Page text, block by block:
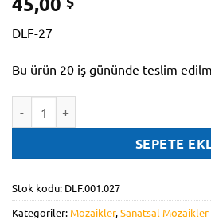
DLF-27
Bu ürün 20 iş gününde teslim
SEPETE
Stok kodu: DLF.001.027
Kategoriler: Mozaikler,Sanatsal Mozaikler